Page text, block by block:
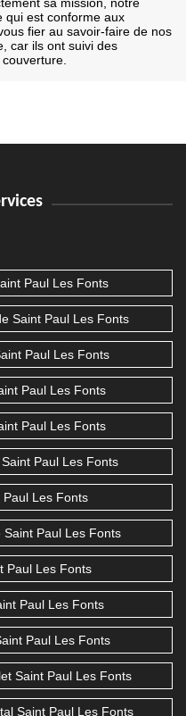
sa mission, notre
qui est conforme aux
fier au savoir-faire de nos
car ils ont suivi des
Paul Les Fonts
Saint Paul Les Fonts
Paul Les Fonts
Paul Les Fonts
Paul Les Fonts
Paul Les Fonts
Les Fonts
Paul Les Fonts
Paul Les Fonts
Paul Les Fonts
Paul Les Fonts
Saint Paul Les Fonts
Saint Paul Les Fonts